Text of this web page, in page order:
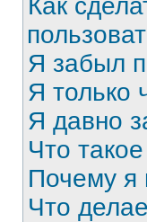
Как
Я забыл
Я только
Я давно
Что
Почему я
Что